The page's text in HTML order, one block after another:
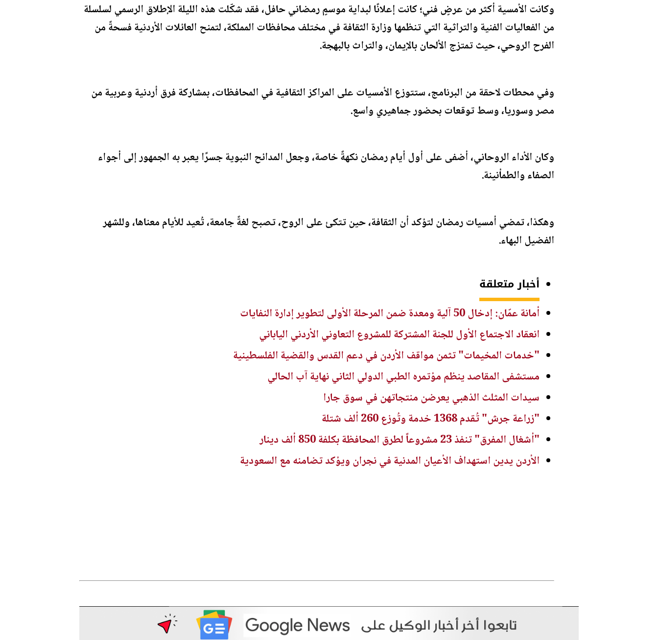
وكانت الأمسية أكثر من عرضٍ فني؛ كانت إعلانًا لبداية موسمٍ رمضاني حافل، فقد شكّلت هذه الليلة الإطلاق الرسمي لسلسلة
من الفعاليات الفنية والتراثية التي تنظمها وزارة الثقافة في مختلف محافظات المملكة، لتمنح العائلات الأردنية فسحةً من
الفرح الروحي، حيث تمتزج الألحان بالإيمان، والتراث بالبهجة.
وفي محطات لاحقة من البرنامج، ستتوزع الأمسيات على المراكز الثقافية في المحافظات، بمشاركة فرق أردنية وعربية من
مصر وسوريا، وسط توقعات بحضور جماهيري واسع.
وكان الأداء الروحاني، أضفى على أول أيام رمضان نكهةً خاصة، وجعل المدائح النبوية جسرًا يعبر به الجمهور إلى أجواء
الصفاء والطمأنينة.
وهكذا، تمضي أمسيات رمضان لتؤكد أن الثقافة، حين تتكئ على الروح، تصبح لغةً جامعة، تُعيد للأيام معناها، وللشهر
الفضيل البهاء.
أخبار متعلقة
أمانة عمّان: إدخال 50 آلية ومعدة ضمن المرحلة الأولى لتطوير إدارة النفايات
انعقاد الاجتماع الأول للجنة المشتركة للمشروع التعاوني الأردني الياباني
"خدمات المخيمات" تثمن مواقف الأردن في دعم القدس والقضية الفلسطينية
مستشفى المقاصد ينظم مؤتمره الطبي الدولي الثاني نهاية آب الحالي
سيدات المثلث الذهبي يعرضن منتجاتهن في سوق جارا
"زراعة جرش" تُقدم 1368 خدمة وتُوزع 260 ألف شتلة
"أشغال المفرق" تنفذ 23 مشروعاً لطرق المحافظة بكلفة 850 ألف دينار
الأردن يدين استهداف الأعيان المدنية في نجران ويؤكد تضامنه مع السعودية